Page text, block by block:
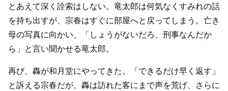
とあえて深く詮索はしない。竜太郎は何気なくすみれの話
を持ち出すが、宗春はすぐに部屋へと戻ってしまう。亡き
母の写真に向かい、「しょうがないだろ、刑事なんだか
ら」と言い聞かせる竜太郎。
再び、轟が和月堂にやってきた。「できるだけ早く返す」
と訴える宗春だが、轟は訪れた客にまで声を荒げ、さらに